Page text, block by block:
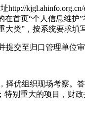
http://
首页“个人信息维
类”，按系统要求填
交至归口管理单位审
优组织现场考察。
别重大的项目，财